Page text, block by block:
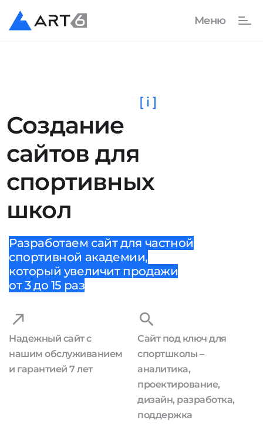
Создание
сайтов для
спортивных
школ
[ i ]
Разработаем сайт для частной
спортивной академии,
который увеличит продажи
от 3 до 15 раз
Надежный сайт с
нашим обслуживанием
и гарантией 7 лет
Сайт под ключ для
спортшколы –
аналитика,
проектирование,
дизайн, разработка,
поддержка